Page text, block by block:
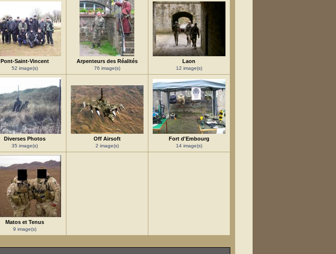
Pont-Saint-Vincent
52 image(s)
Arpenteurs des Réalités
76 image(s)
Laon
12 image(s)
Diverses Photos
35 image(s)
Off Airsoft
2 image(s)
Fort d'Embourg
14 image(s)
Matos et Tenus
9 image(s)